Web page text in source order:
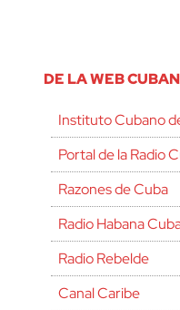
DE LA WEB
Instituto Cubano
Portal de la Radio
Razones de Cuba
Radio Habana
Radio Rebelde
Canal Caribe